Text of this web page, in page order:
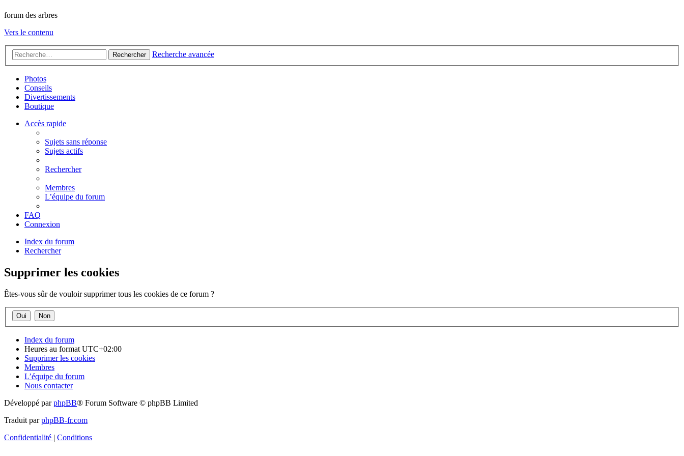
forum des arbres
Vers le contenu
Rechercher Recherche avancée
Photos
Conseils
Divertissements
Boutique
Accès rapide
Sujets sans réponse
Sujets actifs
Rechercher
Membres
L’équipe du forum
FAQ
Connexion
Index du forum
Rechercher
Supprimer les cookies
Êtes-vous sûr de vouloir supprimer tous les cookies de ce forum ?
Index du forum
Heures au formatUTC+02:00
Supprimer les cookies
Membres
L’équipe du forum
Nous contacter
Développé parphpBB® Forum Software © phpBB Limited
Traduit parphpBB-fr.com
Confidentialité | Conditions